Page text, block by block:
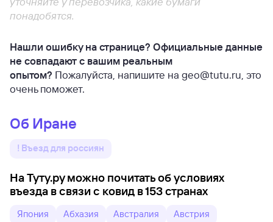
понадобятся.
Нашли ошибку на странице? Официальные данные
не совпадают с вашим реальным
опытом? Пожалуйста, напишите на geo@tutu.ru, это
очень поможет.
Об Иране
! Въезд для россиян
На Туту.ру можно почитать об условиях
въезда в связи с ковид в 153 странах
Япония Абхазия Австралия
Австрия